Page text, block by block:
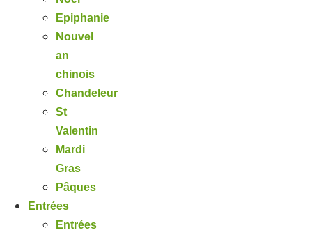
Epiphanie
Nouvel
an
chinois
Chandeleur
St
Valentin
Mardi
Gras
Pâques
Entrées
Entrées